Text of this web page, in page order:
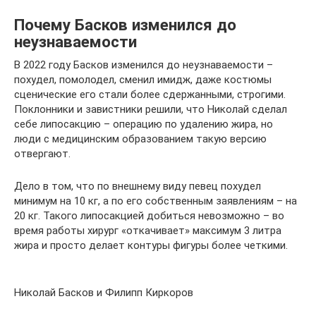
Почему Басков изменился до
неузнаваемости
В 2022 году Басков изменился до неузнаваемости –
похудел, помолодел, сменил имидж, даже костюмы
сценические его стали более сдержанными, строгими.
Поклонники и завистники решили, что Николай сделал
себе липосакцию – операцию по удалению жира, но
люди с медицинским образованием такую версию
отвергают.
Дело в том, что по внешнему виду певец похудел
минимум на 10 кг, а по его собственным заявлениям – на
20 кг. Такого липосакцией добиться невозможно – во
время работы хирург «откачивает» максимум 3 литра
жира и просто делает контуры фигуры более четкими.
Николай Басков и Филипп Киркоров